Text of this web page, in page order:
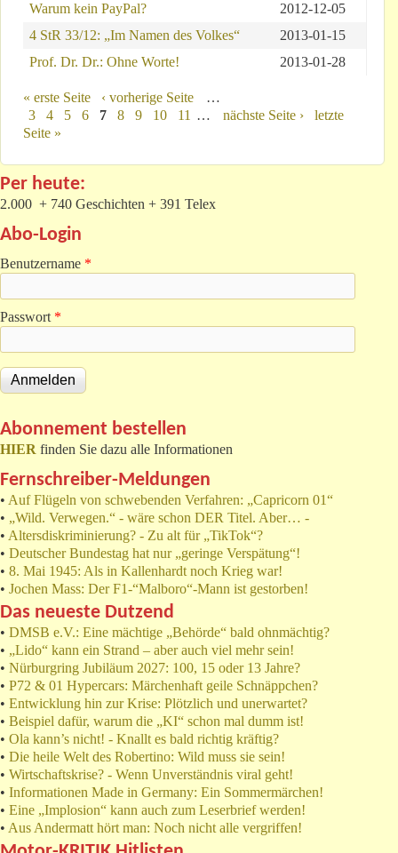
Warum kein PayPal?
2012-12-05
4 StR 33/12: „Im Namen des Volkes“
2013-01-15
Prof. Dr. Dr.: Ohne Worte!
2013-01-28
Seiten
« erste Seite ‹ vorherige Seite
…
3
4 5 6 7 8 9 10 11 … nächste Seite ›
letzte
Seite »
Per heute:
2.000 + 740 Geschichten + 391 Telex
Abo-Login
Benutzername *
Passwort *
Abonnement bestellen
HIER finden Sie dazu alle Informationen
Fernschreiber-Meldungen
• Auf Flügeln von schwebenden Verfahren: „Capricorn 01“
• „Wild. Verwegen.“ - wäre schon DER Titel. Aber… -
• Altersdiskriminierung? - Zu alt für „TikTok“?
• Deutscher Bundestag hat nur „geringe Verspätung“!
• 8. Mai 1945: Als in Kallenhardt noch Krieg war!
• Jochen Mass: Der F1-“Malboro“-Mann ist gestorben!
Das neueste Dutzend
• DMSB e.V.: Eine mächtige „Behörde“ bald ohnmächtig?
• „Lido“ kann ein Strand – aber auch viel mehr sein!
• Nürburgring Jubiläum 2027: 100, 15 oder 13 Jahre?
• P72 & 01 Hypercars: Märchenhaft geile Schnäppchen?
• Entwicklung hin zur Krise: Plötzlich und unerwartet?
• Beispiel dafür, warum die „KI“ schon mal dumm ist!
• Ola kann’s nicht! - Knallt es bald richtig kräftig?
• Die heile Welt des Robertino: Wild muss sie sein!
• Wirtschaftskrise? - Wenn Unverständnis viral geht!
• Informationen Made in Germany: Ein Sommermärchen!
• Eine „Implosion“ kann auch zum Leserbrief werden!
• Aus Andermatt hört man: Noch nicht alle vergriffen!